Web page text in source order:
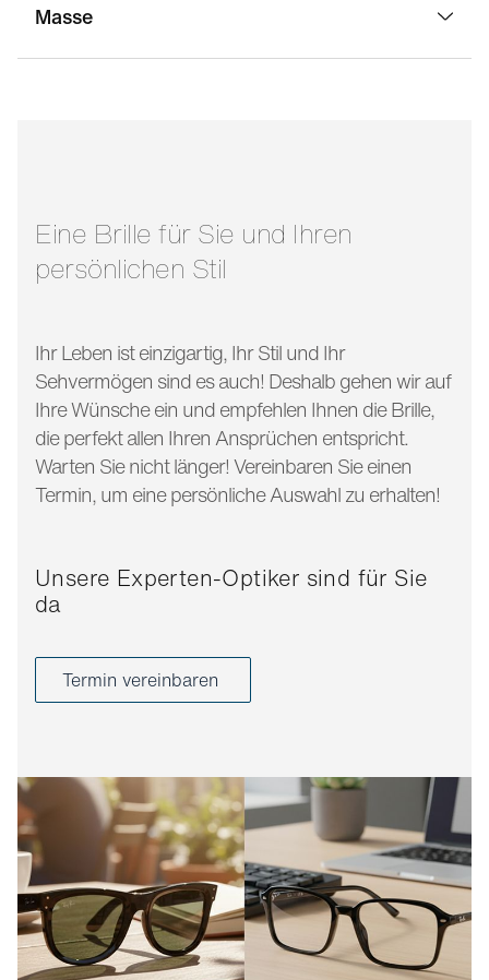
Masse
Eine Brille für Sie und Ihren
persönlichen Stil
Ihr Leben ist einzigartig, Ihr Stil und Ihr
Sehvermögen sind es auch! Deshalb gehen wir auf
Ihre Wünsche ein und empfehlen Ihnen die Brille,
die perfekt allen Ihren Ansprüchen entspricht.
Warten Sie nicht länger! Vereinbaren Sie einen
Termin, um eine persönliche Auswahl zu erhalten!
Unsere Experten-Optiker sind für Sie
da
Termin vereinbaren